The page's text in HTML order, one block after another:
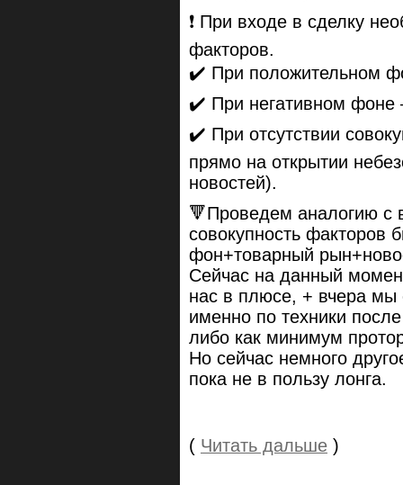
❗️ При входе в сделку
факторов.
✔️ При положительном
✔️ При негативном фоне
✔️ При отсутствии
прямо на открытии
новостей).
🔻Проведем аналогию
совокупность факторов
фон+товарный
Сейчас на данный
нас в плюсе, + вчера
именно по техники
либо как минимум
Но сейчас немного
пока не в пользу лонга.
( Читать дальше )